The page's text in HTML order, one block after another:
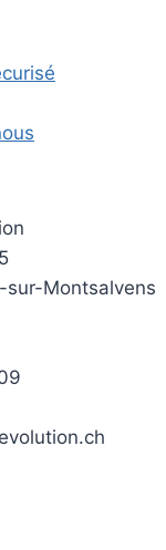
sur-Montsalvens